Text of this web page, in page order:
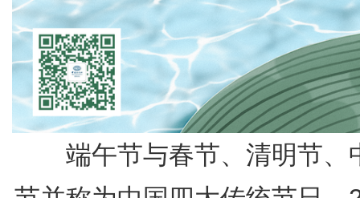
端午节与春节、清明节、